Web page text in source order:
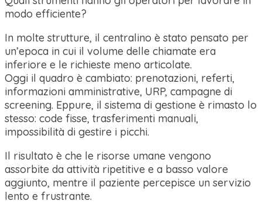
modo efficiente?
In molte strutture, il centralino è stato pensato per
un’epoca in cui il volume delle chiamate era
inferiore e le richieste meno articolate.
Oggi il quadro è cambiato: prenotazioni, referti,
informazioni amministrative, URP, campagne di
screening. Eppure, il sistema di gestione è rimasto lo
stesso: code fisse, trasferimenti manuali,
impossibilità di gestire i picchi.
Il risultato è che le risorse umane vengono
assorbite da attività ripetitive e a basso valore
aggiunto, mentre il paziente percepisce un servizio
lento e frustrante.